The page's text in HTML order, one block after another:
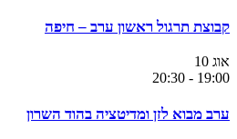
קבוצת תרגול ראשון ערב – חיפה
אוג 10
19:00
-
20:30
ערב מבוא לזן ומדיטציה בהוד השרון